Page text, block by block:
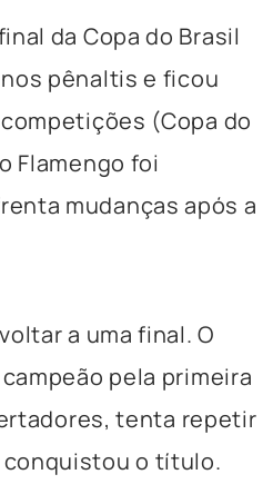
da Copa do Brasil
pênaltis e ficou
(Copa do
Flamengo foi
mudanças após a
a uma final. O
pela primeira
tenta repetir
conquistou o título.